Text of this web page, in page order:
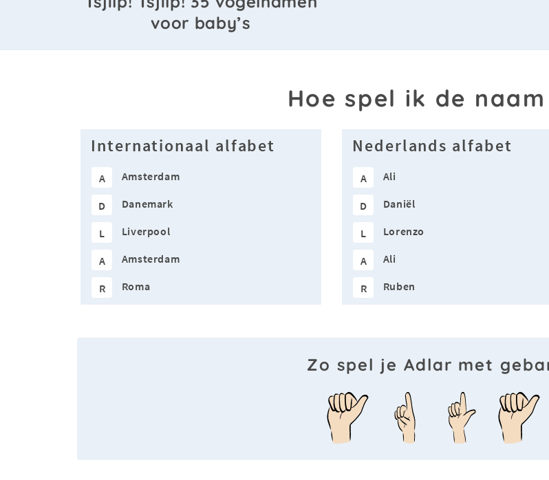
voor baby’s
Hoe spel ik de
Internationaal alfabet
A Amsterdam
D Danemark
L Liverpool
A Amsterdam
R Roma
Nederlands alfabet
A Ali
D Daniël
L Lorenzo
A Ali
R Ruben
Zo spel je Adlar met